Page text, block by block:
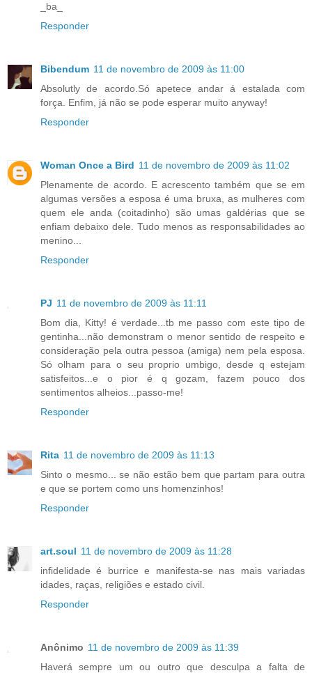
_ba_
Responder
Bibendum 11 de novembro de 2009 às 11:00
Absolutly de acordo.Só apetece andar á estalada com
força. Enfim, já não se pode esperar muito anyway!
Responder
Woman Once a Bird 11 de novembro de 2009 às 11:02
Plenamente de acordo. E acrescento também que se em
algumas versões a esposa é uma bruxa, as mulheres com
quem ele anda (coitadinho) são umas galdérias que se
enfiam debaixo dele. Tudo menos as responsabilidades ao
menino...
Responder
PJ 11 de novembro de 2009 às 11:11
Bom dia, Kitty! é verdade...tb me passo com este tipo de
gentinha...não demonstram o menor sentido de respeito e
consideração pela outra pessoa (amiga) nem pela esposa.
Só olham para o seu proprio umbigo, desde q estejam
satisfeitos...e o pior é q gozam, fazem pouco dos
sentimentos alheios...passo-me!
Responder
Rita 11 de novembro de 2009 às 11:13
Sinto o mesmo... se não estão bem que partam para outra
e que se portem como uns homenzinhos!
Responder
art.soul 11 de novembro de 2009 às 11:28
infidelidade é burrice e manifesta-se nas mais variadas
idades, raças, religiões e estado civil.
Responder
Anônimo 11 de novembro de 2009 às 11:39
Haverá sempre um ou outro que desculpa a falta de